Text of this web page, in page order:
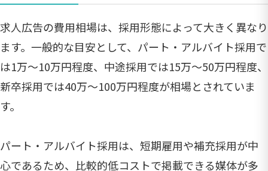
求人広告の費用相場は、採用形態によって大きく異なり
ます。一般的な目安として、パート・アルバイト採用で
は1万〜10万円程度、中途採用では15万〜50万円程度、
新卒採用では40万〜100万円程度が相場とされていま
す。
パート・アルバイト採用は、短期雇用や補充採用が中
心であるため、比較的低コストで掲載できる媒体が多